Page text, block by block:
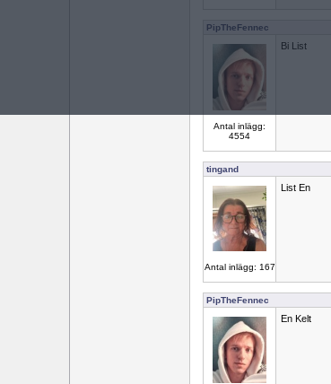
PipTheFennec
Antal inlägg:
4554
Bi List
tingand
Antal inlägg: 167
List En
PipTheFennec
En Kelt